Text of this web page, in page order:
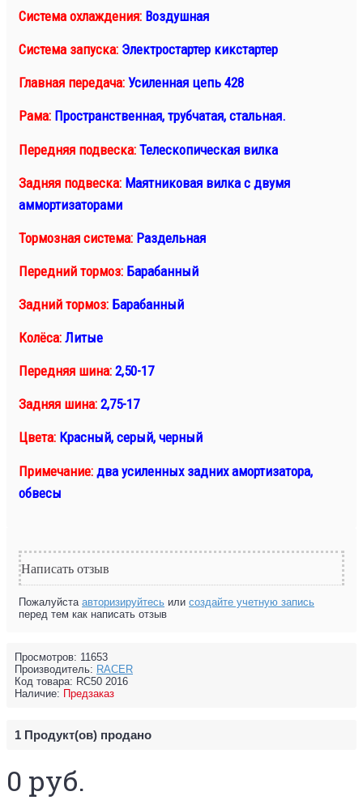
Система охлаждения: Воздушная
Система запуска: Электростартер кикстартер
Главная передача: Усиленная цепь 428
Рама: Пространственная, трубчатая, стальная.
Передняя подвеска: Телескопическая вилка
Задняя подвеска: Маятниковая вилка с двумя
аммортизаторами
Тормозная система: Раздельная
Передний тормоз: Барабанный
Задний тормоз: Барабанный
Колёса: Литые
Передняя шина: 2,50-17
Задняя шина: 2,75-17
Цвета: Красный, серый, черный
Примечание: два усиленных задних амортизатора,
обвесы
Написать отзыв
Пожалуйста авторизируйтесь или создайте учетную запись
перед тем как написать отзыв
Просмотров: 11653
Производитель: RACER
Код товара: RC50 2016
Наличие: Предзаказ
1 Продукт(ов) продано
0 руб.